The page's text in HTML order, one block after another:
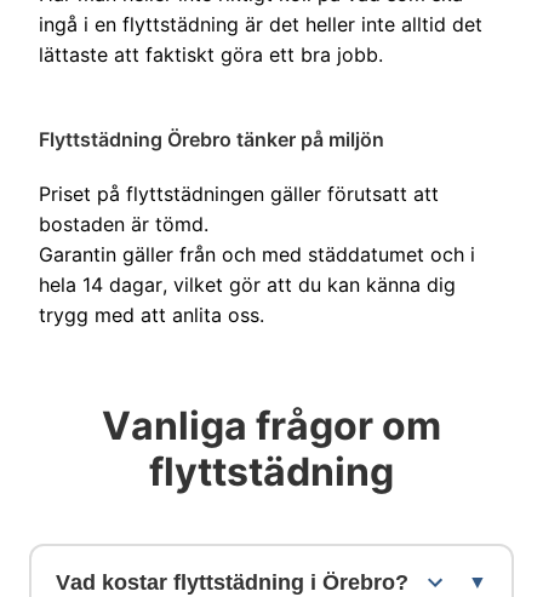
ska kastas.
ingå i en flyttstädning är det heller inte alltid det
lättaste att faktiskt göra ett bra jobb.
Flyttstädning Örebro tänker på miljön
Priset på flyttstädningen gäller förutsatt att
bostaden är tömd.
Garantin gäller från och med städdatumet och i
hela 14 dagar, vilket gör att du kan känna dig
trygg med att anlita oss.
Vanliga frågor om
flyttstädning
Vad kostar flyttstädning i Örebro?